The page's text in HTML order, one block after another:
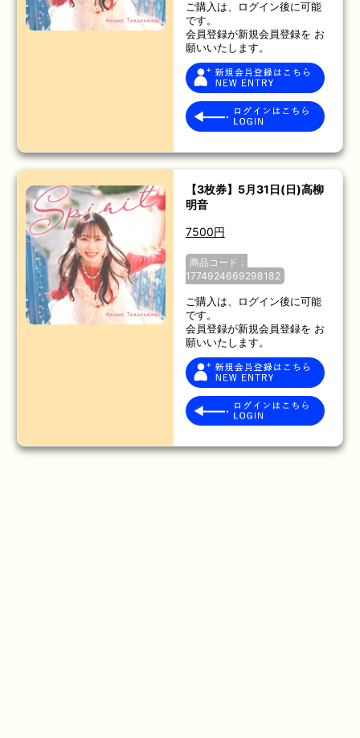
ご購入は、ログイン後に可能
です。
会員登録が新規会員登録を お
願いいたします。
【3枚券】5月31日(日)高柳
明音
7500円
商品コード：
1774924669298182
ご購入は、ログイン後に可能
です。
会員登録が新規会員登録を お
願いいたします。